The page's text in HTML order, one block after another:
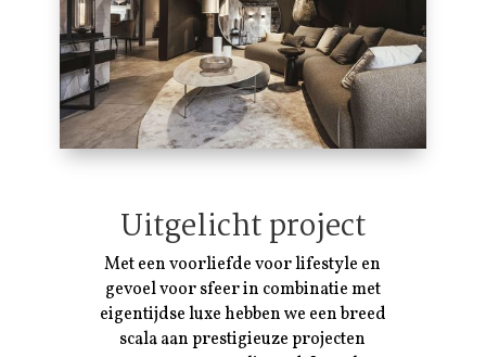
Uitgelicht project
Met een voorliefde voor lifestyle en
gevoel voor sfeer in combinatie met
eigentijdse luxe hebben we een breed
scala aan prestigieuze projecten